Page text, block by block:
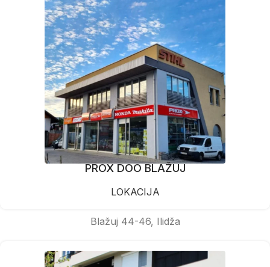
PROX DOO BLAŽUJ
LOKACIJA
Blažuj 44-46, Ilidža